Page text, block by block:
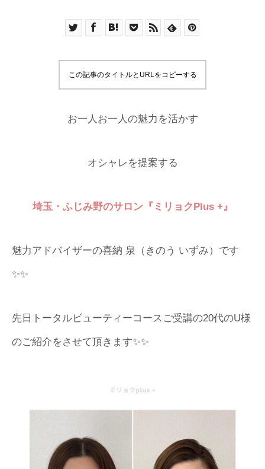
この記事のタイトルとURLをコピーする
お一人お一人の魅力を活かす
オシャレを提案する
埼玉・ふじみ野のサロン『ミリョクPlus +』
魅力アドバイザーの喜納 泉（きのう いずみ）です
✨✨
先日トータルビューティーコースご受講の20代のU様
のご紹介をさせて頂きます✨✨